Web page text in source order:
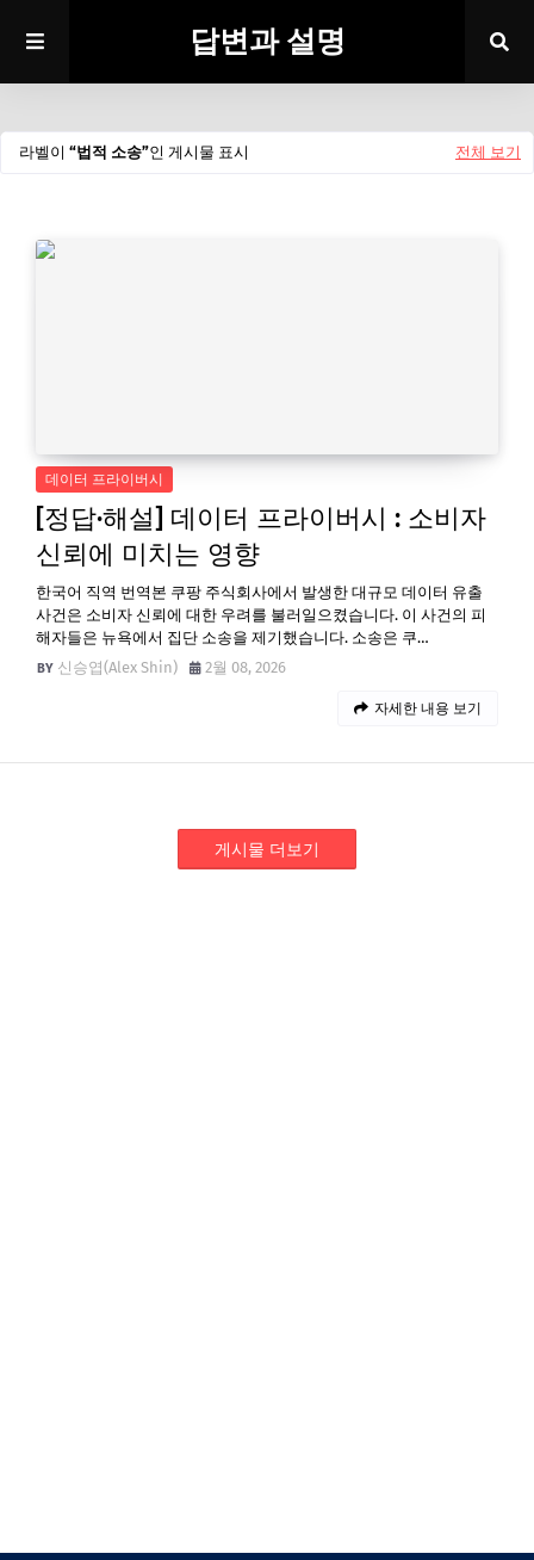
답변과 설명
라벨이 법적 소송 인 게시물 표시 전체 보기
데이터 프라이버시
[정답·해설] 데이터 프라이버시 : 소비자
신뢰에 미치는 영향
한국어 직역 번역본 쿠팡 주식회사에서 발생한 대규모 데이터 유출
사건은 소비자 신뢰에 대한 우려를 불러일으켰습니다. 이 사건의 피
해자들은 뉴욕에서 집단 소송을 제기했습니다. 소송은 쿠…
신승엽(Alex Shin)
2월 08, 2026
자세한 내용 보기
게시물 더보기